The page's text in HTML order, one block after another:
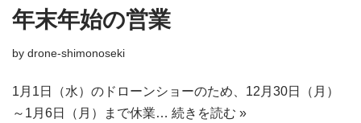
年末年始の営業
by drone-shimonoseki
1月1日（水）のドローンショーのため、12月30日（月）
～1月6日（月）まで休業… 続きを読む »